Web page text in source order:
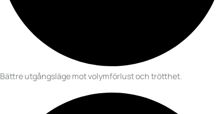
Bättre utgångsläge mot volymförlust och trötthet.